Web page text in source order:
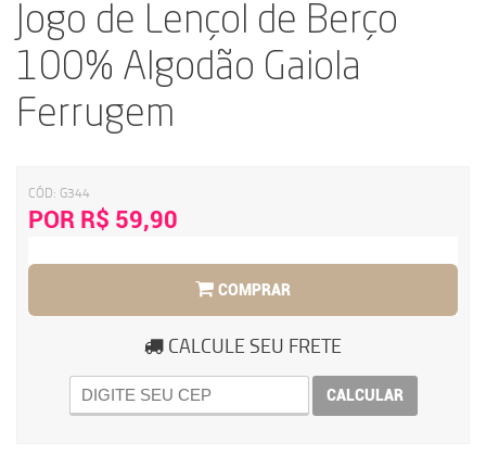
Jogo de Lençol de Berço
100% Algodão Gaiola
Ferrugem
CÓD: G344
POR R$ 59,90
COMPRAR
CALCULE SEU FRETE
CALCULAR